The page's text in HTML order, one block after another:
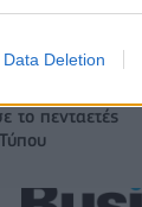
Data Deletion
το πενταετές